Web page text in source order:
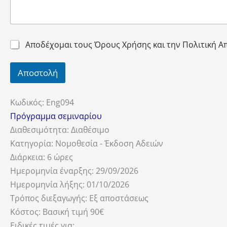
Αποδέχομαι τους Όρους Χρήσης και την Πολιτική
Αποστολή
Κωδικός: Eng094
Πρόγραμμα σεμιναρίου
Διαθεσιμότητα: Διαθέσιμο
Κατηγορία: Νομοθεσία - Έκδοση Αδειών
Διάρκεια: 6 ώρες
Ημερομηνία έναρξης: 29/09/2026
Ημερομηνία λήξης: 01/10/2026
Τρόπος διεξαγωγής: Εξ αποστάσεως
Κόστος: Βασική τιμή 90€